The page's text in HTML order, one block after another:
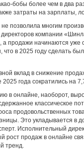
бобы более чем в два
затраты на зарплаты,
не позволила многим
директоров компании
продажи начинаются уже
в 2025 году сделать
вклад в снижение
года сократились на
в онлайне, наоборот,
классическое
продовольственных
Это укладывается в
Исполнительный
рост продаж в онлайне
тренд.